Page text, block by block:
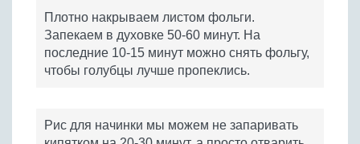
Плотно накрываем листом фольги.
Запекаем в духовке 50-60 минут. На
последние 10-15 минут можно снять фольгу,
чтобы голубцы лучше пропеклись.
Рис для начинки мы можем не запаривать